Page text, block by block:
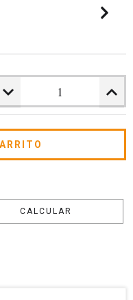
CALCULAR